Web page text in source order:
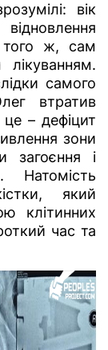
вік
того ж, сам
самого
втратив
– дефіцит
зони
загоєння і
Натомість
який
клітинних
час та